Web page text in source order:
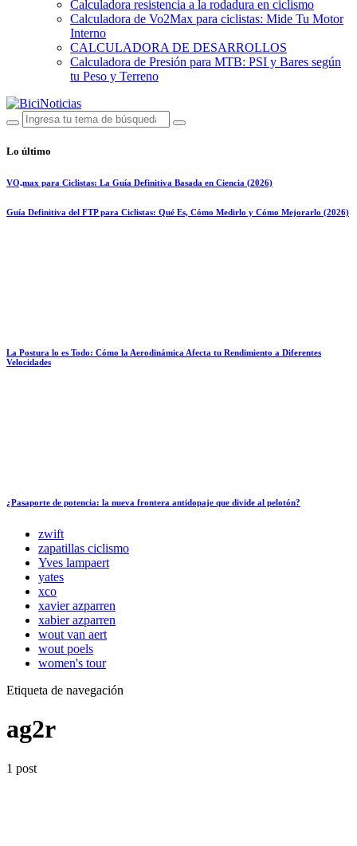
Calculadora resistencia a la rodadura en ciclismo
Calculadora de Vo2Max para ciclistas: Mide Tu Motor
Interno
CALCULADORA DE DESARROLLOS
Calculadora de Presión para MTB: PSI y Bares según
tu Peso y Terreno
Lo último
VO₂max para Ciclistas: La Guía Definitiva Basada en Ciencia (2026)
Guía Definitiva del FTP para Ciclistas: Qué Es, Cómo Medirlo y Cómo Mejorarlo (2026)
La Postura lo es Todo: Cómo la Aerodinámica Afecta tu Rendimiento a Diferentes
Velocidades
¿Pasaporte de potencia: la nueva frontera antidopaje que divide al pelotón?
zwift
zapatillas ciclismo
Yves lampaert
yates
xco
xavier azparren
xabier azparren
wout van aert
wout poels
women's tour
Etiqueta de navegación
ag2r
1 post